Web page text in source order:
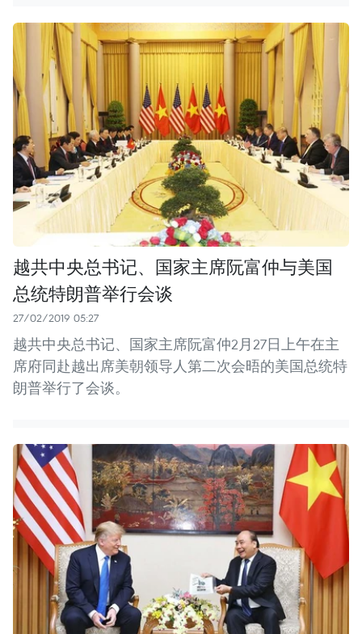
越共中央总书记、国家主席阮富仲与美国
总统特朗普举行会谈
27/02/2019 05:27
越共中央总书记、国家主席阮富仲2月27日上午在主
席府同赴越出席美朝领导人第二次会晤的美国总统特
朗普举行了会谈。